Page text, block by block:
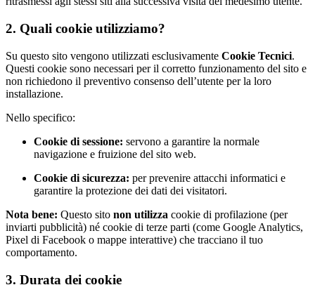
2. Quali cookie utilizziamo?
Su questo sito vengono utilizzati esclusivamente Cookie Tecnici.
Questi cookie sono necessari per il corretto funzionamento del sito e
non richiedono il preventivo consenso dell’utente per la loro
installazione.
Nello specifico:
Cookie di sessione: servono a garantire la normale
navigazione e fruizione del sito web.
Cookie di sicurezza: per prevenire attacchi informatici e
garantire la protezione dei dati dei visitatori.
Nota bene: Questo sito non utilizza cookie di profilazione (per
inviarti pubblicità) né cookie di terze parti (come Google Analytics,
Pixel di Facebook o mappe interattive) che tracciano il tuo
comportamento.
3. Durata dei cookie